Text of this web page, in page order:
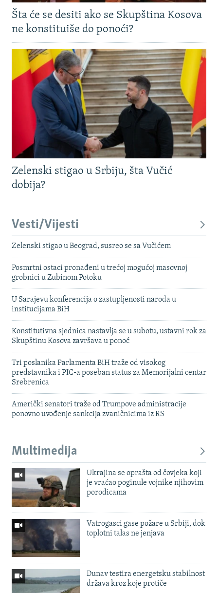
Šta će se desiti ako se Skupština Kosova
ne konstituiše do ponoći?
Zelenski stigao u Srbiju, šta Vučić
dobija?
Vesti/Vijesti
Zelenski stigao u Beograd, susreo se sa Vučićem
Posmrtni ostaci pronađeni u trećoj mogućoj masovnoj
grobnici u Zubinom Potoku
U Sarajevu konferencija o zastupljenosti naroda u
institucijama BiH
Konstitutivna sjednica nastavlja se u subotu, ustavni rok za
Skupštinu Kosova završava u ponoć
Tri poslanika Parlamenta BiH traže od visokog
predstavnika i PIC-a poseban status za Memorijalni centar
Srebrenica
Američki senatori traže od Trumpove administracije
ponovno uvođenje sankcija zvaničnicima iz RS
Multimedija
Ukrajina se oprašta od čovjeka koji
je vraćao poginule vojnike njihovim
porodicama
Vatrogasci gase požare u Srbiji, dok
toplotni talas ne jenjava
Dunav testira energetsku stabilnost
država kroz koje protiče